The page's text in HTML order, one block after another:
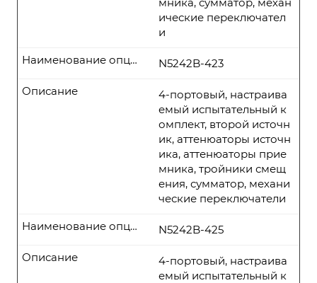
ические переключател
и
N5242B-423
Наименование опции
4-портовый, настраива
емый испытательный к
омплект, второй источн
ик, аттенюаторы источн
ика, аттенюаторы прие
мника, тройники смещ
ения, сумматор, механи
ческие переключатели
Описание
N5242B-425
Наименование опции
4-портовый, настраива
емый испытательный к
Описание